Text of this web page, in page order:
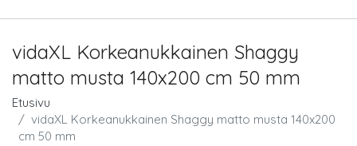
vidaXL Korkeanukkainen Shaggy
matto musta 140x200 cm 50 mm
Etusivu
vidaXL Korkeanukkainen Shaggy matto musta 140x200
cm 50 mm